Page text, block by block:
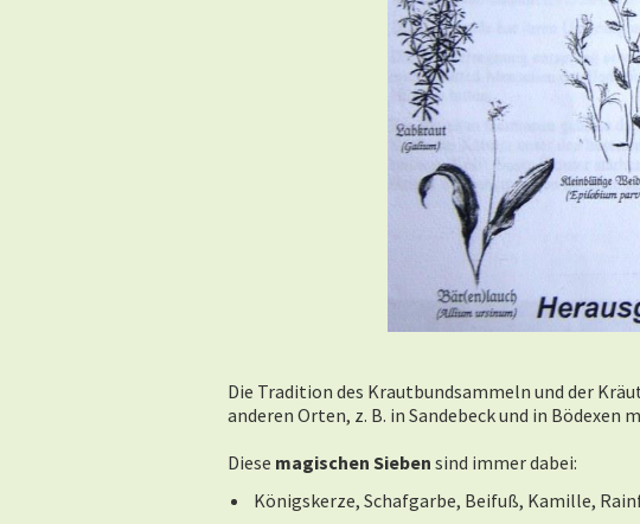
Die Tradition des Krautbundsammeln und der
anderen Orten, z. B. in Sandebeck und in
Diese magischen Sieben sind immer dabei:
Königskerze, Schafgarbe, Beifuß, Kamille,